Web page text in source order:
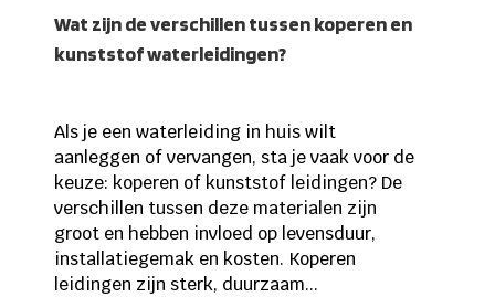
Wat zijn de verschillen tussen koperen en
kunststof waterleidingen?
Als je een waterleiding in huis wilt
aanleggen of vervangen, sta je vaak voor de
keuze: koperen of kunststof leidingen? De
verschillen tussen deze materialen zijn
groot en hebben invloed op levensduur,
installatiegemak en kosten. Koperen
leidingen zijn sterk, duurzaam...